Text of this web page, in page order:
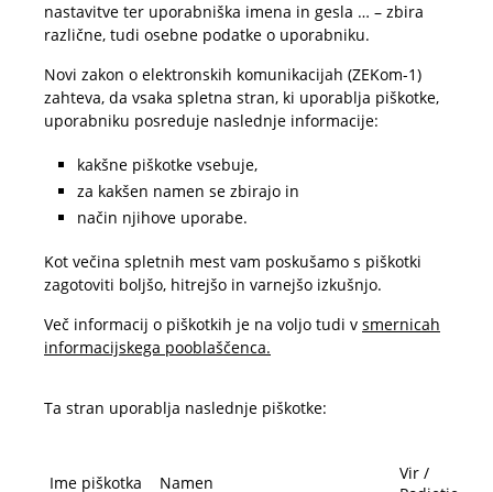
nastavitve ter uporabniška imena in gesla … – zbira
različne, tudi osebne podatke o uporabniku.
Novi zakon o elektronskih komunikacijah (ZEKom-1)
zahteva, da vsaka spletna stran, ki uporablja piškotke,
uporabniku posreduje naslednje informacije:
kakšne piškotke vsebuje,
za kakšen namen se zbirajo in
način njihove uporabe.
Kot večina spletnih mest vam poskušamo s piškotki
zagotoviti boljšo, hitrejšo in varnejšo izkušnjo.
Več informacij o piškotkih je na voljo tudi v smernicah
informacijskega pooblaščenca.
Ta stran uporablja naslednje piškotke:
Ime piškotka Namen
Vir /